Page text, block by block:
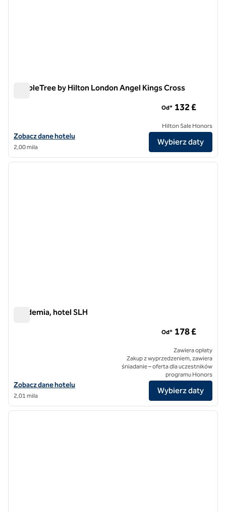
DoubleTree by Hilton London Angel Kings Cross
Zobacz szczegóły hotelu DoubleTree by Hilton London Angel Kings
Zobacz dane hotelu
2,00 mila
Od* 132 £
Hilton Sale Honors
Wybierz daty
1/6
1 z 6
Akademia, hotel SLH
Zobacz szczegóły hotelu The Academy, SLH Hotel
Zobacz dane hotelu
2,01 mila
Od* 178 £
Zawiera opłaty
Zakup z wyprzedzeniem, zawiera
śniadanie – oferta dla uczestników
programu Honors
Wybierz daty
1/12
1 z 12